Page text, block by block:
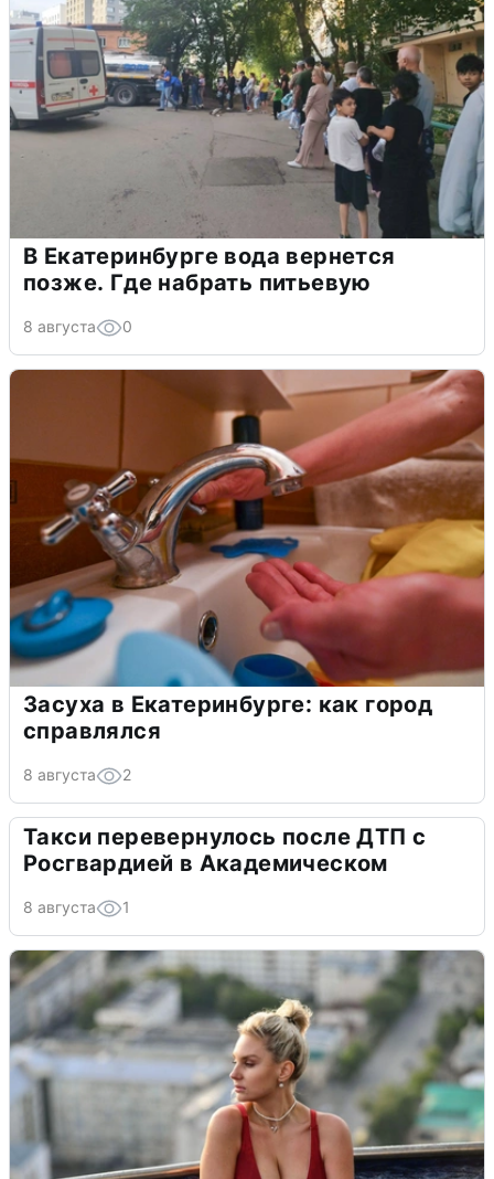
В Екатеринбурге вода вернется
позже. Где набрать питьевую
8 августа 0
Засуха в Екатеринбурге: как город
справлялся
8 августа 2
Такси перевернулось после ДТП с
Росгвардией в Академическом
8 августа 1